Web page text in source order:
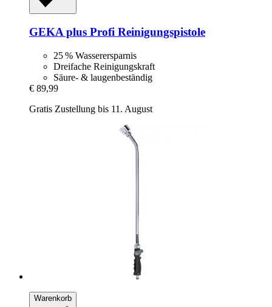
GEKA plus Profi Reinigungspistole
25 % Wasserersparnis
Dreifache Reinigungskraft
Säure- & laugenbeständig
€ 89,99
Gratis Zustellung bis 11. August
Warenkorb